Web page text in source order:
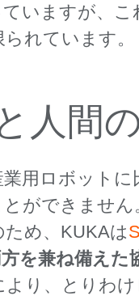
ていますが、
れています。
人間
業用ロボット
ができませ
め、KUKAは
を兼ね備えた
り、とりわけ